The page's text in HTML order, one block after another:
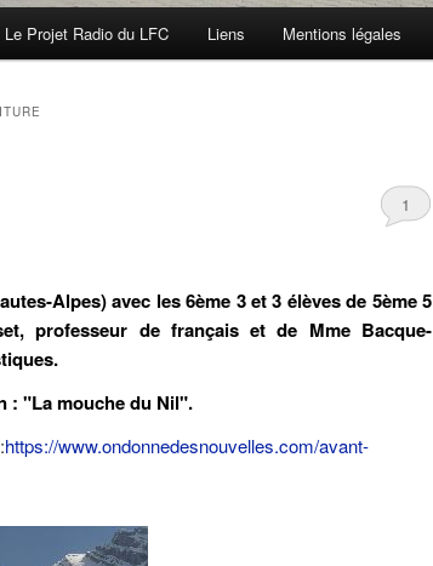
Le Projet Radio du LFC Liens Mentions légales
1
Alpes) avec les 6ème 3 et 3 élèves de 5ème 5
professeur de français et de Mme Bacque-
: "La mouche du Nil".
https://www.ondonnedesnouvelles.com/avant-